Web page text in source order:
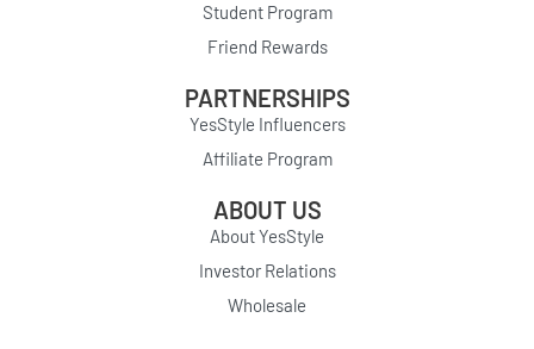
Student Program
Friend Rewards
PARTNERSHIPS
YesStyle Influencers
Affiliate Program
ABOUT US
About YesStyle
Investor Relations
Wholesale